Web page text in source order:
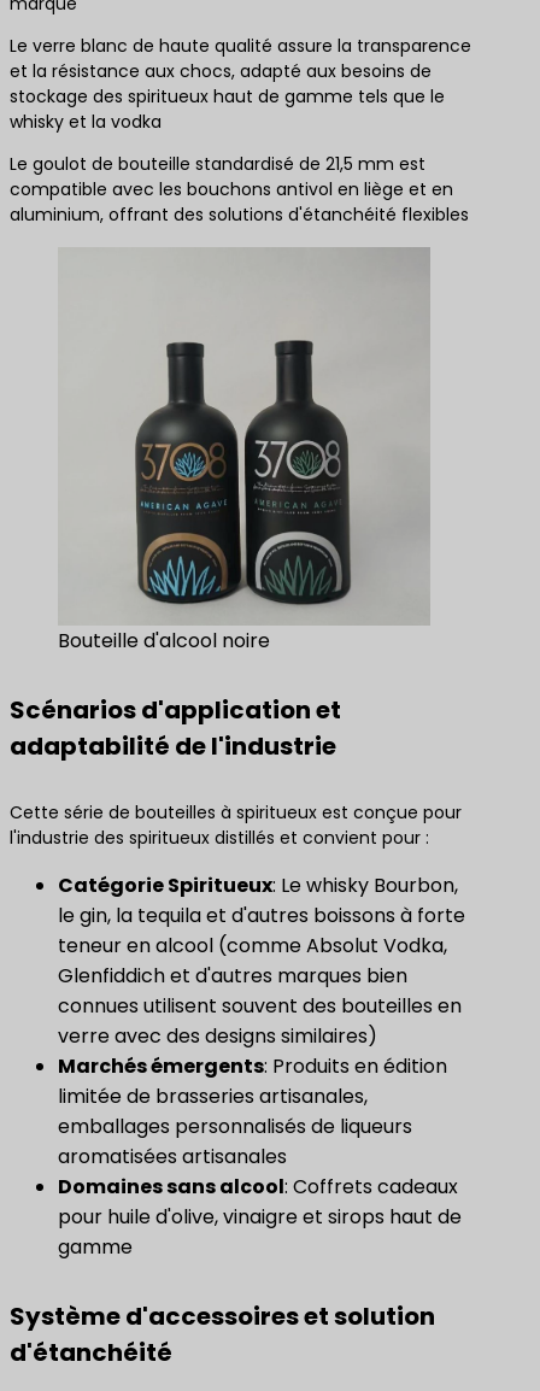
Le verre blanc de haute qualité assure la transparence
et la résistance aux chocs, adapté aux besoins de
stockage des spiritueux haut de gamme tels que le
whisky et la vodka
Le goulot de bouteille standardisé de 21,5 mm est
compatible avec les bouchons antivol en liège et en
aluminium, offrant des solutions d'étanchéité flexibles
Bouteille d'alcool noire
Scénarios d'application et
adaptabilité de l'industrie
Cette série de bouteilles à spiritueux est conçue pour
l'industrie des spiritueux distillés et convient pour :
Catégorie Spiritueux: Le whisky Bourbon,
le gin, la tequila et d'autres boissons à forte
teneur en alcool (comme Absolut Vodka,
Glenfiddich et d'autres marques bien
connues utilisent souvent des bouteilles en
verre avec des designs similaires)
Marchés émergents: Produits en édition
limitée de brasseries artisanales,
emballages personnalisés de liqueurs
aromatisées artisanales
Domaines sans alcool: Coffrets cadeaux
pour huile d'olive, vinaigre et sirops haut de
gamme
Système d'accessoires et solution
d'étanchéité